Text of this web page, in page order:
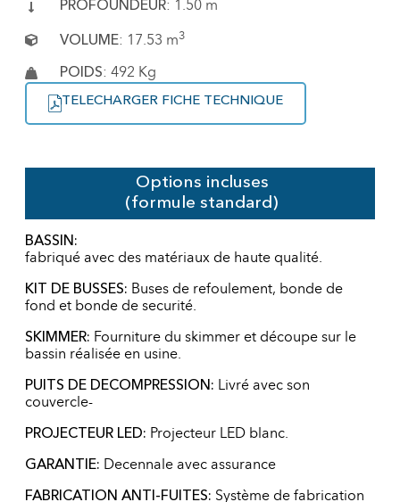
PROFOUNDEUR: 1.50m
VOLUME: 17.53 m3
POIDS: 492 Kg
TELECHARGER FICHE TECHNIQUE
Options incluses
(formule standard)
BASSIN:
fabriqué avec des matériaux de haute qualité.
KIT DE BUSSES: Buses de refoulement, bonde de
fond et bonde de securité.
SKIMMER: Fourniture du skimmer et découpe sur le
bassin réalisée en usine.
PUITS DE DECOMPRESSION: Livré avec son
couvercle-
PROJECTEUR LED: Projecteur LED blanc.
GARANTIE: Decennale avec assurance
FABRICATION ANTI-FUITES: Système de fabrication